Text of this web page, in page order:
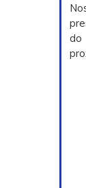
do